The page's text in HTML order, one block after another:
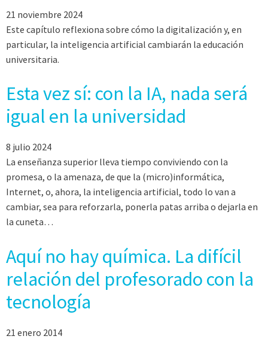
21 noviembre 2024
Este capítulo reflexiona sobre cómo la digitalización y, en
particular, la inteligencia artificial cambiarán la educación
universitaria.
Esta vez sí: con la IA, nada será
igual en la universidad
8 julio 2024
La enseñanza superior lleva tiempo conviviendo con la
promesa, o la amenaza, de que la (micro)informática,
Internet, o, ahora, la inteligencia artificial, todo lo van a
cambiar, sea para reforzarla, ponerla patas arriba o dejarla en
la cuneta…
Aquí no hay química. La difícil
relación del profesorado con la
tecnología
21 enero 2014